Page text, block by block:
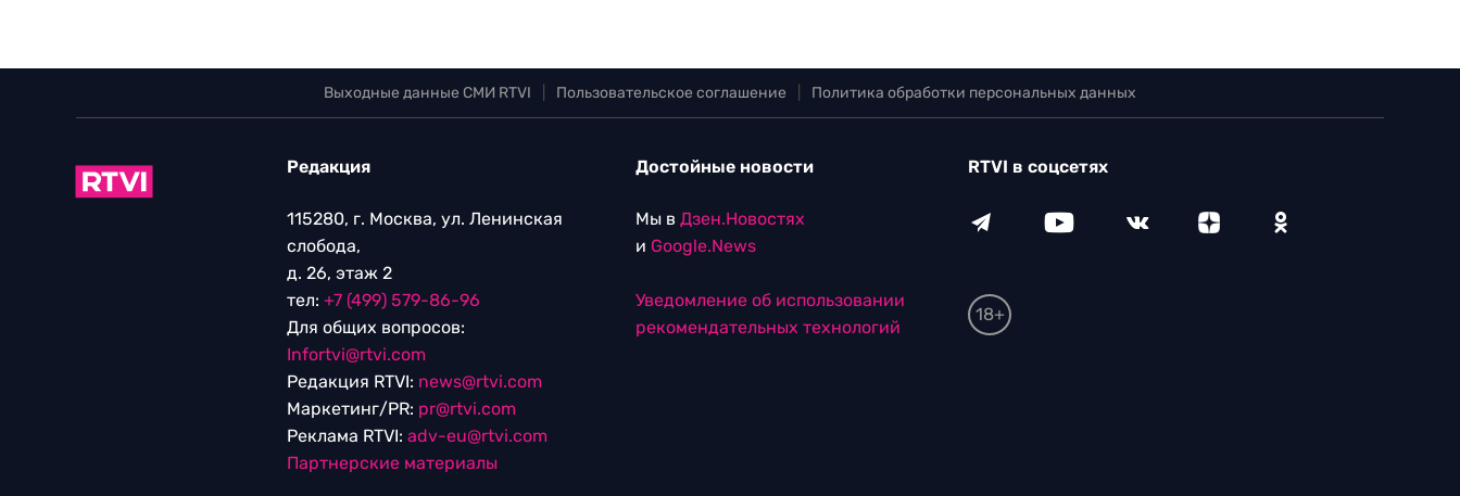
Выходные данные СМИ RTVI Пользовательское соглашение Политика обработки персональных данных
Редакция
115280, г. Москва, ул. Ленинская
слобода,
д. 26, этаж 2
тел: +7 (499) 579-86-96
Для общих вопросов:
Infortvi@rtvi.com
Редакция RTVI: news@rtvi.com
Маркетинг/PR: pr@rtvi.com
Реклама RTVI: adv-eu@rtvi.com
Партнерские материалы
Достойные новости
Мы в Дзен.Новостях
и Google.News
Уведомление об использовании
рекомендательных технологий
RTVI в соцсетях
18+